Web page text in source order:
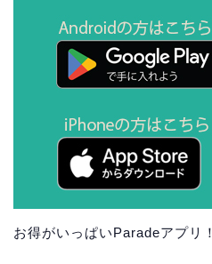
お得がいっぱいParadeアプリ！